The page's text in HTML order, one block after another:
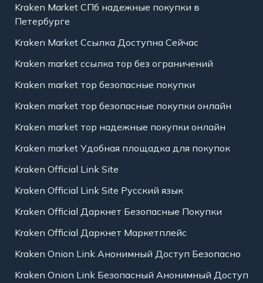
Kraken Market СПб надежные покупки в
Петербурге
Kraken Market Ссылка Доступна Сейчас
Kraken market ссылка тор без ограничений
Kraken market тор безопасные покупки
Kraken market тор безопасные покупки онлайн
Kraken market тор надежные покупки онлайн
Kraken market Удобная площадка для покупок
Kraken Official Link Site
Kraken Official Link Site Русский язык
Kraken Official Даркнет Безопасные Покупки
Kraken Official Даркнет Маркетплейс
Kraken Onion Link Анонимный Доступ Безопасно
Kraken Onion Link Безопасный Анонимный Доступ